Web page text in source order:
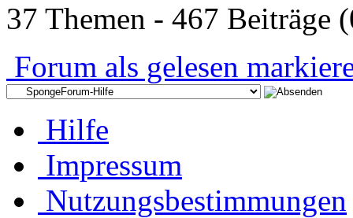
37 Themen - 467 Beiträge
Forum als gelesen
Hilfe
Impressum
Nutzungsbestimmungen